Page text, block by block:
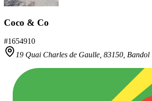
Coco & Co
#1654910
19 Quai Charles de Gaulle, 83150 Bandol